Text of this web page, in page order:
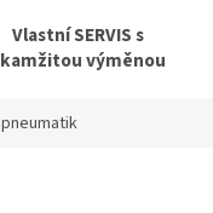
Vlastní SERVIS s
výměnou